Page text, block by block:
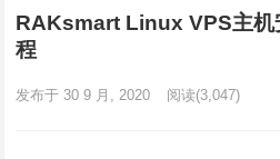
RAKsmart Linux VPS主机
程
发布于 30 9 月, 2020 阅读(3,047)